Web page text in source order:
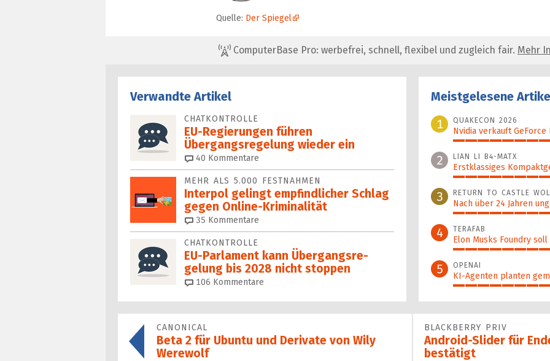
Quelle: Der Spiegel
ComputerBase Pro: werbefrei, schnell, flexibel und zugleich fair. Mehr
Verwandte Artikel
CHATKONTROLLE
EU-Regierungen führen
Übergangsregelung wieder ein
40 Kommentare
MEHR ALS 5.000 FESTNAHMEN
Interpol gelingt em­pfind­licher Schlag
ge­gen Online-Krimina­li­tät
35 Kommentare
CHATKONTROLLE
EU-Parlament kann Über­gangs­re­
gelung bis 2028 nicht stoppen
106 Kommentare
Meistgelesene
1
QUAKECON 2026
Nvidia verkauft GeForce
100%
2 LIAN LI B4-MATX
Erstklassiges
96%
3 RETURN TO CASTLE
Nach über 24 Jahren
89%
4 TERAFAB
Elon Musks Foundry
78%
5 OPENAI
KI-Agenten planten
70%
CANONICAL
Beta 2 für Ubuntu und Derivate von Wily
Werewolf
BLACKBERRY PRIV
Android-Slider für
bestätigt